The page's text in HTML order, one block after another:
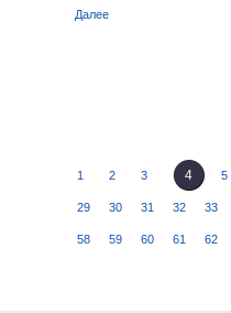
Далее
1 2 3 4 5
29 30 31 32 33
58 59 60 61 62